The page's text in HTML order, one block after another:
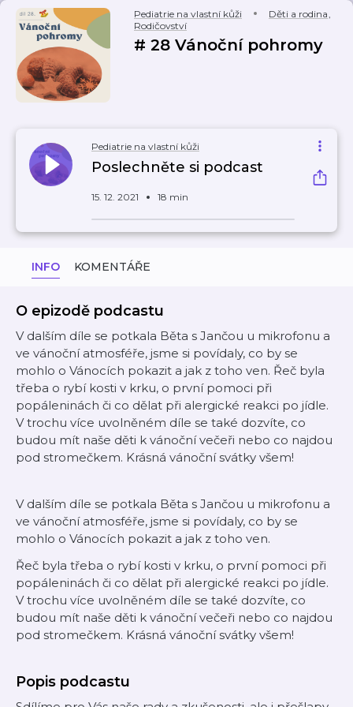
Pediatrie na vlastní kůži Děti a rodina,
Rodičovství
# 28 Vánoční pohromy
Pediatrie na vlastní kůži
Poslechněte si podcast
15. 12. 2021 18 min
INFO KOMENTÁŘE
O epizodě podcastu
V dalším díle se potkala Běta s Jančou u mikrofonu a
ve vánoční atmosféře, jsme si povídaly, co by se
mohlo o Vánocích pokazit a jak z toho ven. Řeč byla
třeba o rybí kosti v krku, o první pomoci při
popáleninách či co dělat při alergické reakci po jídle.
V trochu více uvolněném díle se také dozvíte, co
budou mít naše děti k vánoční večeři nebo co najdou
pod stromečkem. Krásná vánoční svátky všem!
V dalším díle se potkala Běta s Jančou u mikrofonu a
ve vánoční atmosféře, jsme si povídaly, co by se
mohlo o Vánocích pokazit a jak z toho ven.
Řeč byla třeba o rybí kosti v krku, o první pomoci při
popáleninách či co dělat při alergické reakci po jídle.
V trochu více uvolněném díle se také dozvíte, co
budou mít naše děti k vánoční večeři nebo co najdou
pod stromečkem. Krásná vánoční svátky všem!
Popis podcastu